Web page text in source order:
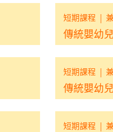
短期課程 |
傳統嬰幼
短期課程 |
傳統嬰幼
短期課程 |